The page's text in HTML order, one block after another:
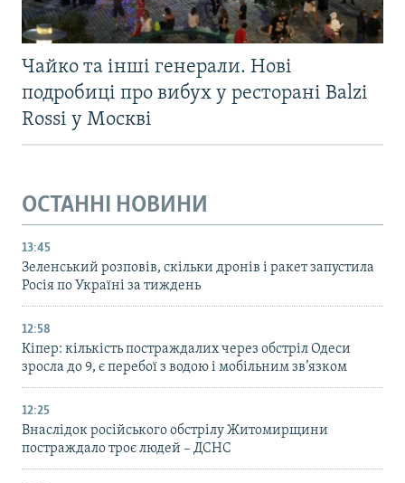
Чайко та інші генерали. Нові
подробиці про вибух у ресторані Balzi
Rossi у Москві
ОСТАННІ НОВИНИ
13:45
Зеленський розповів, скільки дронів і ракет запустила
Росія по Україні за тиждень
12:58
Кіпер: кількість постраждалих через обстріл Одеси
зросла до 9, є перебої з водою і мобільним зв’язком
12:25
Внаслідок російського обстрілу Житомирщини
постраждало троє людей – ДСНС